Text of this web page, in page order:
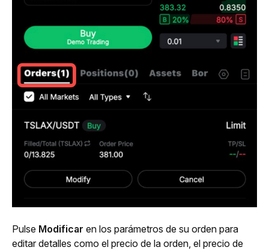
Pulse Modificar en los parámetros de su orden para
editar detalles como el precio de la orden, el precio de